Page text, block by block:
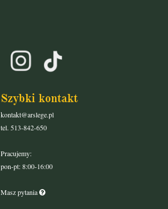
Szybki kontakt
kontakt@arslege.pl
tel. 513-842-650
Pracujemy:
pon-pt: 8:00-16:00
Masz pytania